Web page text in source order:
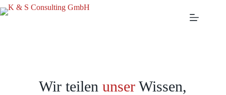
Wir teilenunser Wissen,